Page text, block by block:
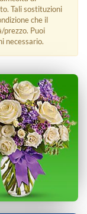
Tali sostituzioni
che il
prezzo. Puoi
necessario.